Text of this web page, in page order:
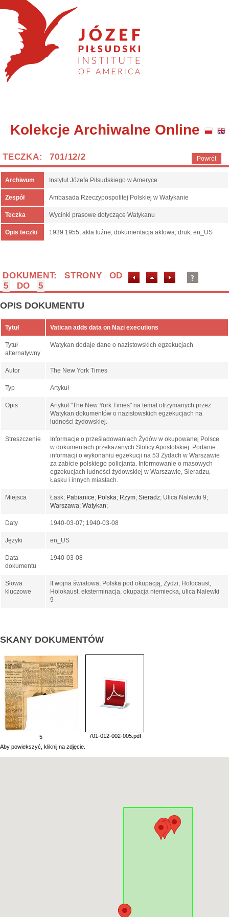
Kolekcje Archiwalne Online
Powrót
TECZKA: 701/12/2
Archiwum Instytut Józefa Piłsudskiego w Ameryce
Zespół Ambasada Rzeczypospolitej Polskiej w Watykanie
Teczka Wycinki prasowe dotyczące Watykanu
Opis teczki 1939 1955; akta luźne; dokumentacja aktowa; druk; en_US
DOKUMENT: STRONY OD
5
DO 5
OPIS DOKUMENTU
Tytuł Vatican adds data on Nazi executions
Tytuł
alternatywny
Watykan dodaje dane o nazistowskich egzekucjach
Autor The New York Times
Typ Artykuł
Opis
Artykuł "The New York Times" na temat otrzymanych przez
Watykan dokumentów o nazistowskich egzekucjach na
ludności żydowskiej.
Streszczenie
Informacje o prześladowaniach Żydów w okupowanej Polsce
w dokumentach przekazanych Stolicy Apostolskiej. Podanie
informacji o wykonaniu egzekucji na 53 Żydach w Warszawie
za zabicie polskiego policjanta. Informowanie o masowych
egzekucjach ludności żydowskiej w Warszawie, Sieradzu,
Łasku i innych miastach.
Miejsca Łask; Pabianice; Polska; Rzym; Sieradz; Ulica Nalewki 9;
Warszawa; Watykan;
Daty 1940-03-07; 1940-03-08
Języki en_US
Data
dokumentu
1940-03-08
Słowa
kluczowe
II wojna światowa, Polska pod okupacją, Żydzi, Holocaust,
Holokaust, eksterminacja, okupacja niemiecka, ulica Nalewki
9
SKANY DOKUMENTÓW
5
701-012-002-005.pdf
Aby powiekszyć, kliknij na zdjęcie.